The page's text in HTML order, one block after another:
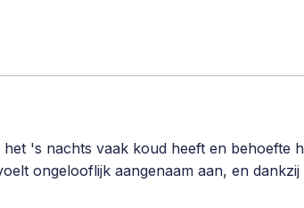
's nachts vaak koud heeft en behoefte
ongelooflijk aangenaam aan, en